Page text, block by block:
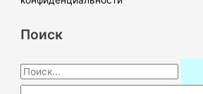
Поиск
П
о